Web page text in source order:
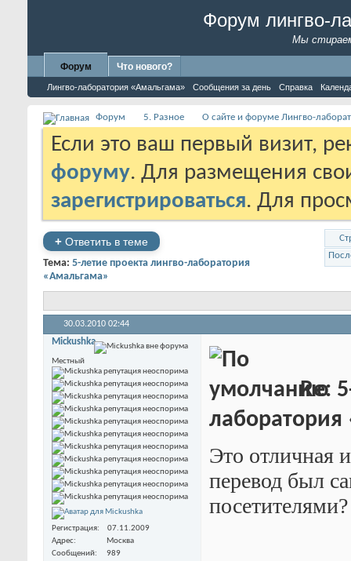
Форум лингво-
Мы
Форум
Лингво-лаборатория «Амальгама» Сообщения за день Справка
Что нового?
Форум 5. Разное О сайте и форуме Лингво-
Если это ваш первый визит,
форуму. Для размещения
зарегистрироваться. Для
+ Ответить в теме
Тема: 5-летие проекта лингво-лаборатория
«Амальгама»
30.03.2010 02:44
Mickushka
Местный
Регистрация
07.11.2009
Адрес
Москва
Сообщений
989
Re:
Это отличная
перевод был
посетителями?